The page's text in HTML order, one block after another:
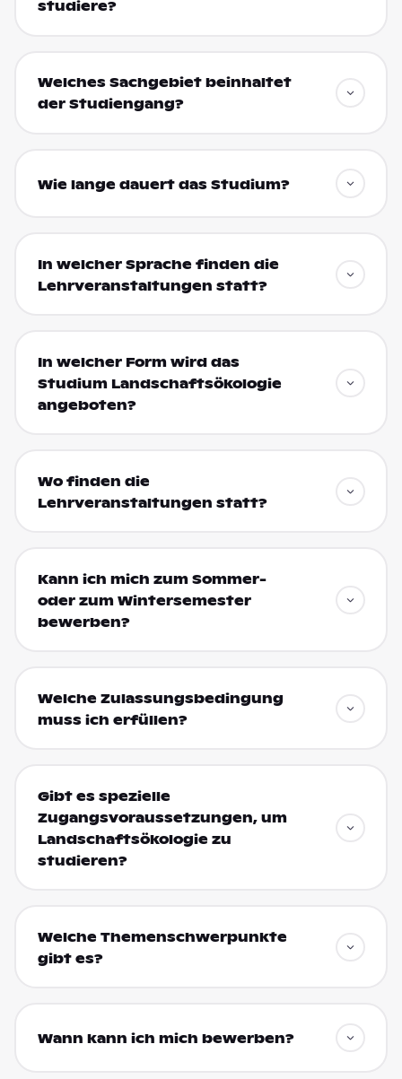
studiere?
Welches Sachgebiet beinhaltet
der Studiengang?
Wie lange dauert das Studium?
In welcher Sprache finden die
Lehrveranstaltungen statt?
In welcher Form wird das
Studium Landschaftsökologie
angeboten?
Wo finden die
Lehrveranstaltungen statt?
Kann ich mich zum Sommer-
oder zum Wintersemester
bewerben?
Welche Zulassungsbedingung
muss ich erfüllen?
Gibt es spezielle
Zugangsvoraussetzungen, um
Landschaftsökologie zu
studieren?
Welche Themenschwerpunkte
gibt es?
Wann kann ich mich bewerben?